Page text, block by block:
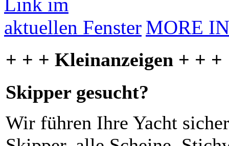
MORE
+ + + Kleinanzeigen + + +
Skipper gesucht?
Wir führen Ihre Yacht